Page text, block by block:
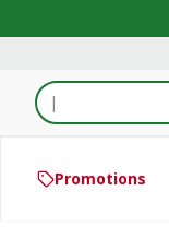
Rechercher
Promotions